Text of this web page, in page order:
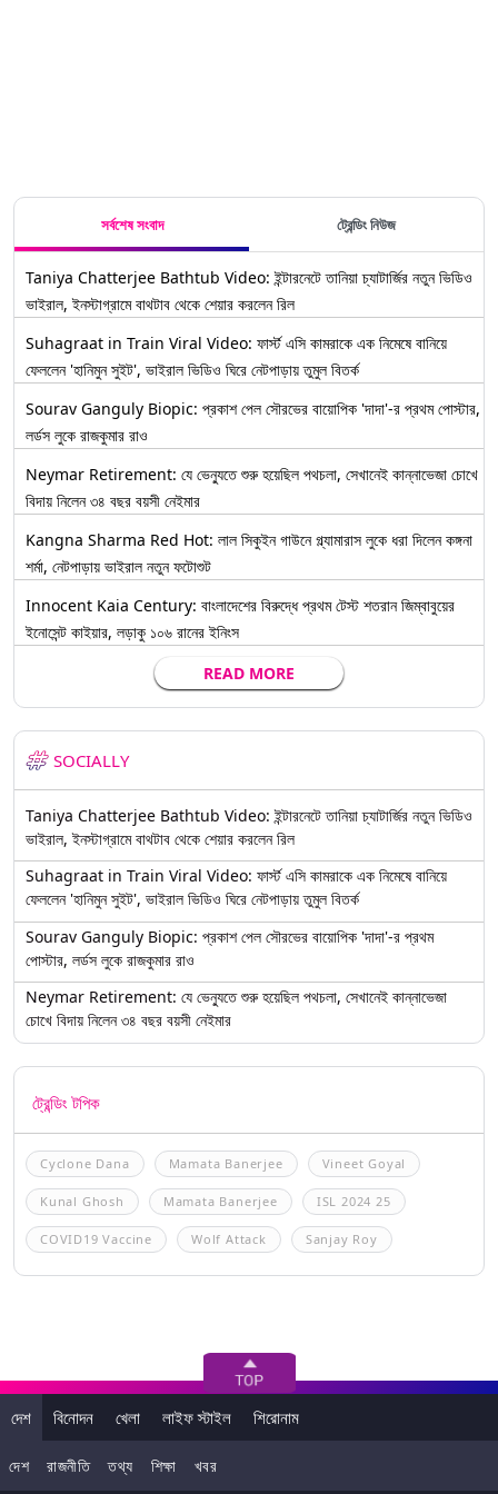
বিজেপির, দাবি
সর্বশেষ সংবাদ ট্রেন্ডিং নিউজ
Taniya Chatterjee Bathtub Video: ইন্টারনেটে তানিয়া চ্যাটার্জির নতুন ভিডিও
ভাইরাল, ইনস্টাগ্রামে বাথটাব থেকে শেয়ার করলেন রিল
Suhagraat in Train Viral Video: ফার্স্ট এসি কামরাকে এক নিমেষে বানিয়ে
ফেললেন 'হানিমুন সুইট', ভাইরাল ভিডিও ঘিরে নেটপাড়ায় তুমুল বিতর্ক
Sourav Ganguly Biopic: প্রকাশ পেল সৌরভের বায়োপিক 'দাদা'-র প্রথম পোস্টার,
লর্ডস লুকে রাজকুমার রাও
Neymar Retirement: যে ভেন্যুতে শুরু হয়েছিল পথচলা, সেখানেই কান্নাভেজা চোখে
বিদায় নিলেন ৩৪ বছর বয়সী নেইমার
Kangna Sharma Red Hot: লাল সিকুইন গাউনে গ্ল্যামারাস লুকে ধরা দিলেন কঙ্গনা
শর্মা, নেটপাড়ায় ভাইরাল নতুন ফটোশুট
Innocent Kaia Century: বাংলাদেশের বিরুদ্ধে প্রথম টেস্ট শতরান জিম্বাবুয়ের
ইনোসেন্ট কাইয়ার, লড়াকু ১০৬ রানের ইনিংস
READ MORE
SOCIALLY
Taniya Chatterjee Bathtub Video: ইন্টারনেটে তানিয়া চ্যাটার্জির নতুন ভিডিও
ভাইরাল, ইনস্টাগ্রামে বাথটাব থেকে শেয়ার করলেন রিল
Suhagraat in Train Viral Video: ফার্স্ট এসি কামরাকে এক নিমেষে বানিয়ে
ফেললেন 'হানিমুন সুইট', ভাইরাল ভিডিও ঘিরে নেটপাড়ায় তুমুল বিতর্ক
Sourav Ganguly Biopic: প্রকাশ পেল সৌরভের বায়োপিক 'দাদা'-র প্রথম
পোস্টার, লর্ডস লুকে রাজকুমার রাও
Neymar Retirement: যে ভেন্যুতে শুরু হয়েছিল পথচলা, সেখানেই কান্নাভেজা
চোখে বিদায় নিলেন ৩৪ বছর বয়সী নেইমার
ট্রেন্ডিং টপিক
Cyclone Dana Mamata Banerjee Vineet Goyal
Kunal Ghosh Mamata Banerjee ISL 2024 25
COVID19 Vaccine Wolf Attack Sanjay Roy
দেশ বিনোদন খেলা লাইফ স্টাইল শিরোনাম
দেশ রাজনীতি তথ্য শিক্ষা খবর